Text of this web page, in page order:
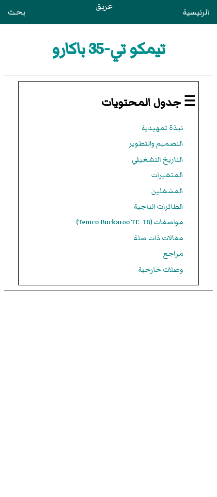
الرئيسية عريق بحث
تيمكو تي-35 باكارو
☰ جدول المحتويات
نبذة تمهيدية
التصميم والتطوير
التاريخ التشغيلي
المتغيرات
المشغلين
الطائرات الناجية
مواصفات (Temco Buckaroo TE-1B)
مقالات ذات صلة
مراجع
وصلات خارجية